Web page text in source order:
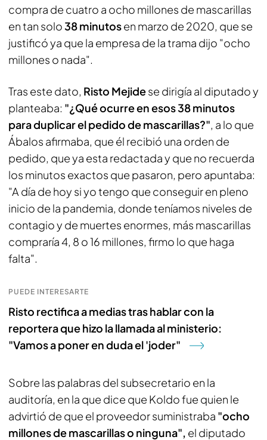
compra de cuatro a ocho millones de mascarillas
en tan solo38 minutosen marzo de 2020, que se
justificó ya que la empresa de la trama dijo "ocho
millones o nada".
Tras este dato, Risto Mejidese dirigía al diputado y
planteaba: "¿Qué ocurre en esos 38 minutos
para duplicar el pedido de mascarillas?", a lo que
Ábalos afirmaba, que él recibió una orden de
pedido, que ya esta redactada y que no recuerda
los minutos exactos que pasaron, pero apuntaba:
"A día de hoy si yo tengo que conseguir en pleno
inicio de la pandemia, donde teníamos niveles de
contagio y de muertes enormes, más mascarillas
compraría 4, 8 o 16 millones, firmo lo que haga
falta".
PUEDE INTERESARTE
Risto rectifica a medias tras hablar con la
reportera que hizo la llamada al ministerio:
"Vamos a poner en duda el 'joder"
Sobre las palabras del subsecretario en la
auditoría, en la que dice que Koldo fue quien le
advirtió de que el proveedor suministraba "ocho
millones de mascarillas o ninguna", el diputado